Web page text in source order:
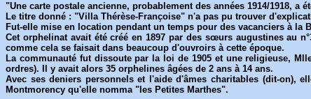
"Une carte postale ancienne, probablement des années 1914/1918,
Le titre donné : "Villa Thérèse-Françoise" n'a pas pu trouver
Fut-elle mise en location pendant un temps pour des vacanciers à
Cet orphelinat avait été créé en 1897 par des sœurs augustines au
comme cela se faisait dans beaucoup d'ouvroirs à cette époque.
La communauté fut dissoute par la loi de 1905 et une religieuse,
ordres). Il y avait alors 35 orphelines âgées de 2 ans à 14 ans.
Avec ses deniers personnels et l'aide d'âmes charitables (dit-on),
Montmorency qu'elle nomma "les Petites Marthes".